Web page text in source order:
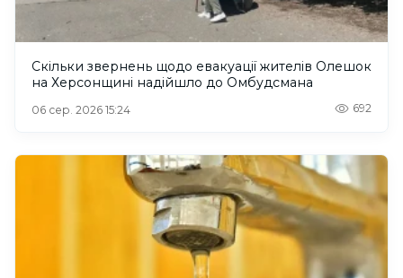
Скільки звернень щодо евакуації жителів Олешок
на Херсонщині надійшло до Омбудсмана
06 сер. 2026 15:24 692